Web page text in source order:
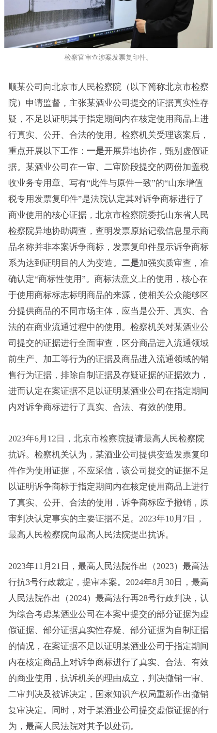
检察官审查涉案发票复印件。
顺某公司向北京市人民检察院（以下简称北京市检察
院）申请监督，主张某酒业公司提交的证据真实性存
疑，不足以证明其于指定期间内在核定使用商品上进
行真实、公开、合法的使用。检察机关受理该案后，
重点开展以下工作： 一是开展异地协作，甄别虚假证
据。某酒业公司在一审、二审阶段提交的两份加盖税
收业务专用章、写有“此件与原件一致”的“山东增值
税专用发票复印件”是法院认定其对诉争商标进行了
商业使用的核心证据，北京市检察院委托山东省人民
检察院异地协助调查，查明发票原始记载信息显示商
品名称并非本案诉争商标，发票复印件显示诉争商标
系为达到证明目的人为变造。 二是加强实质审查，准
确认定“商标性使用”。商标法意义上的使用，核心在
于使用商标标志标明商品的来源，使相关公众能够区
分提供商品的不同市场主体，应当是公开、真实、合
法的在商业流通过程中的使用。检察机关对某酒业公
司提交的证据进行全面审查，区分商品进入流通领域
前生产、加工等行为的证据及商品进入流通领域的销
售行为证据，排除自制证据及存疑证据的证据效力，
进而认定在案证据不足以证明某酒业公司在指定期间
内对诉争商标进行了真实、合法、有效的使用。
2023年6月12日，北京市检察院提请最高人民检察院
抗诉。检察机关认为，某酒业公司提供变造发票复印
件作为使用证据，不应采信，该公司提交的证据不足
以证明诉争商标于指定期间内在核定使用商品上进行
了真实、公开、合法的使用，诉争商标应予撤销，原
审判决认定事实的主要证据不足。2023年10月7日，
最高人民检察院向最高人民法院提出抗诉。
2023年11月21日，最高人民法院作出（2023）最高法
行抗3号行政裁定，提审本案。2024年8月30日，最高
人民法院作出（2024）最高法行再28号行政判决，认
为综合考虑某酒业公司在本案中提交的部分证据为虚
假证据、部分证据真实性存疑、部分证据为自制证据
的情况，在案证据不足以证明某酒业公司于指定期间
内在核定商品上对诉争商标进行了真实、合法、有效
的商业使用，抗诉机关的理由成立，判决撤销一审、
二审判决及被诉决定，国家知识产权局重新作出撤销
复审决定。同时，对于某酒业公司提交虚假证据的行
为，最高人民法院对其予以处罚。